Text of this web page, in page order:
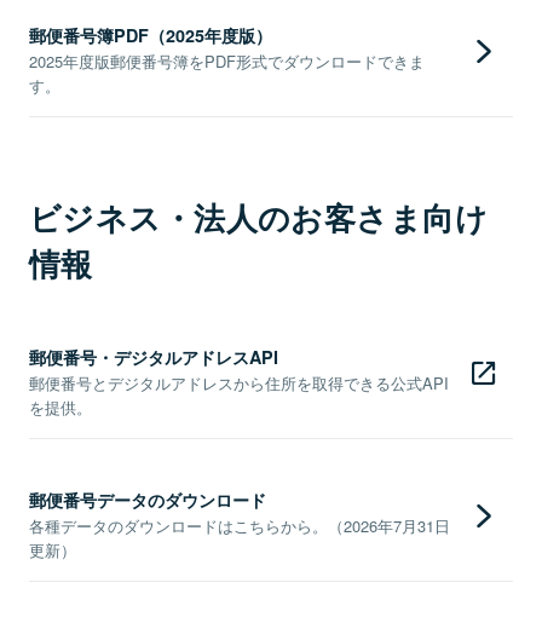
郵便番号簿PDF（2025年度版）
2025年度版郵便番号簿をPDF形式でダウンロードできま
す。
ビジネス・法人のお客さま向け
情報
郵便番号・デジタルアドレスAPI
郵便番号とデジタルアドレスから住所を取得できる公式API
を提供。
郵便番号データのダウンロード
各種データのダウンロードはこちらから。（2026年7月31日
更新）